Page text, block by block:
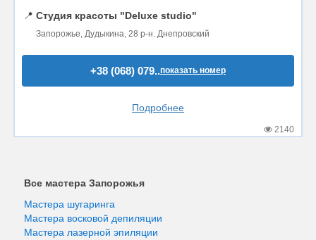
📍 Студия красоты "Deluxe studio"
Запорожье, Дудыкина, 28 р-н. Днепровский
+38 (068) 079..показать номер
Подробнее
2140
Все мастера Запорожья
Мастера шугаринга
Мастера восковой депиляции
Мастера лазерной эпиляции